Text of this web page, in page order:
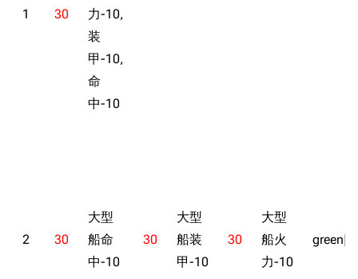
1 30
力-10,
装
甲-10,
命
中-10
2 30
大型
船命
中-10
30
大型
船装
甲-10
30
大型
船火
力-10